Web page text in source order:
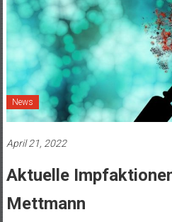
News
April 21, 2022
Aktuelle
Mettmann